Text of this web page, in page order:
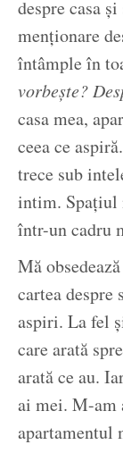
despre casa
menționare
întâmple în
vorbește?
casa mea,
ceea ce
trece sub
intim. Spațiul
într-un cadru
Mă
cartea despre
aspiri. La fel
care arată
arată ce au.
ai mei. M-am
apartamentul